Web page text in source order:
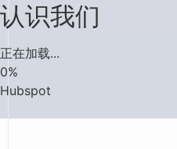
认识我们
正在加载...
0%
Hubspot